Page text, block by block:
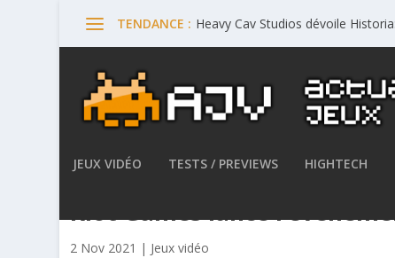
TENDANCE : Heavy Cav Studios dévoile
JEUX VIDÉO TESTS / PREVIEWS HIGHTECH
Riot Games lance
2 Nov 2021 | Jeux vidéo